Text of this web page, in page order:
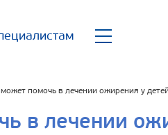
помочь в лечении ожирения у детей
в лечении